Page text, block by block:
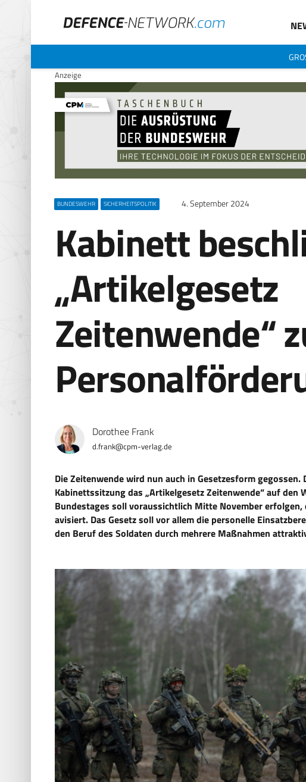
Anzeige
BUNDESWEHR SICHERHEITSPOLITIK 4. September 2024
Kabinett
„Artikelgesetz
Zeitenwende“
Dorothee Frank
d.frank@cpm-verlag.de
Die Zeitenwende wird nun auch in Gesetzesform
Kabinettssitzung das „Artikelgesetz Zeitenwende“ auf den
Bundestages soll voraussichtlich Mitte November
avisiert. Das Gesetz soll vor allem die personelle
den Beruf des Soldaten durch mehrere Maßnahmen